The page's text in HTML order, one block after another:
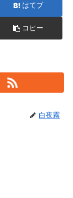
はてブ
コピー
白夜霧